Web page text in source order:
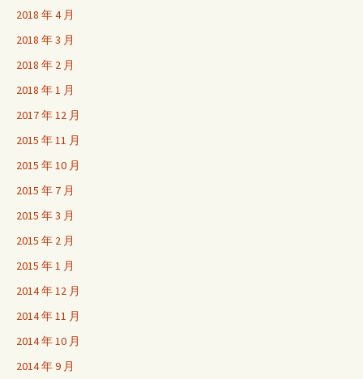
2018 年 4 月
2018 年 3 月
2018 年 2 月
2018 年 1 月
2017 年 12 月
2015 年 11 月
2015 年 10 月
2015 年 7 月
2015 年 3 月
2015 年 2 月
2015 年 1 月
2014 年 12 月
2014 年 11 月
2014 年 10 月
2014 年 9 月